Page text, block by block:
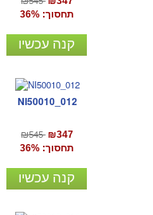
תחסוך: 36%
קנה עכשיו
NI50010_012
₪545 ₪347
תחסוך: 36%
קנה עכשיו